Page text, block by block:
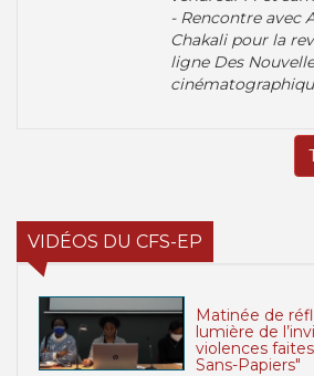
- Rencontre avec
Chakali pour la
ligne Des
VIDÉOS DU CFS-EP
Matinée de
lumière de
violences
Sans-Papiers"